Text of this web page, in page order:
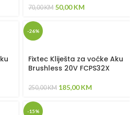
spajanje
70,00KM 50,00KM
-26%
Fixtec Kliješta za voćke Aku
Brushless 20V FCPS32X
250,00KM 185,00KM
-15%